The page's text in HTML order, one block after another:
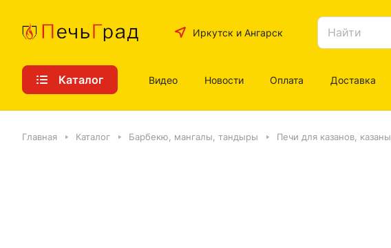
Иркутск и Ангарск
Каталог Видео Новости Оплата Доставка
Главная Каталог Барбекю, мангалы, тандыры Печи для казанов, казаны